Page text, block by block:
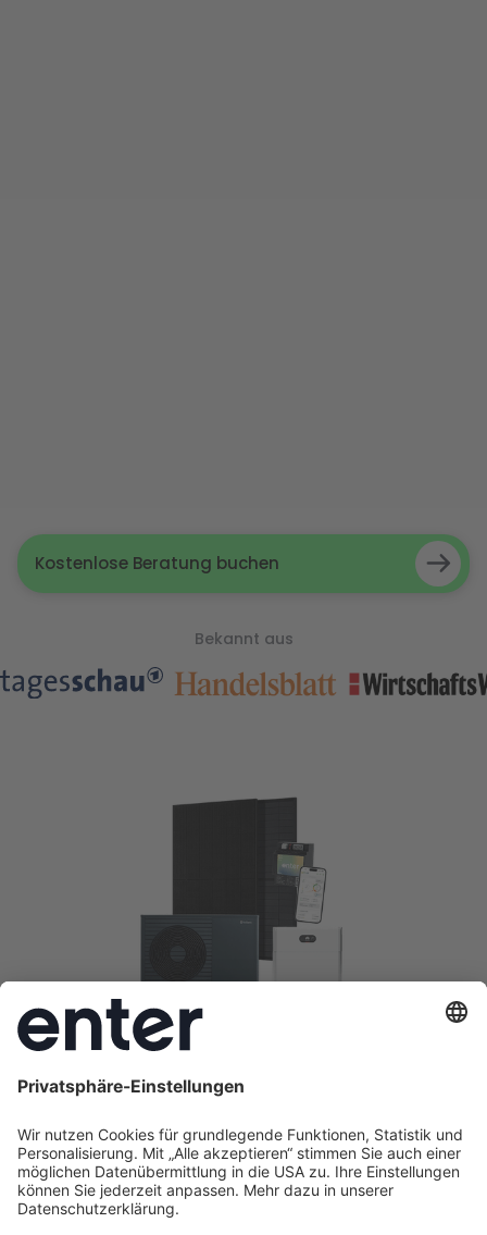
Kostenlose Beratung buchen
Bekannt aus
Energie-
Komplettlösungen
Maximale Ersparnis entsteht im Zusammenspiel:
Wärmepumpe, Solaranlage, Batteriespeicher,
dynamischer Stromtarif, Energiemanager.
Komplettlösung planen